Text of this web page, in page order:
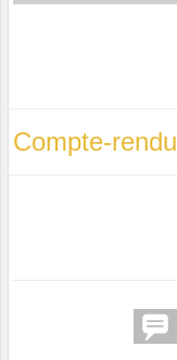
Compte-rendu